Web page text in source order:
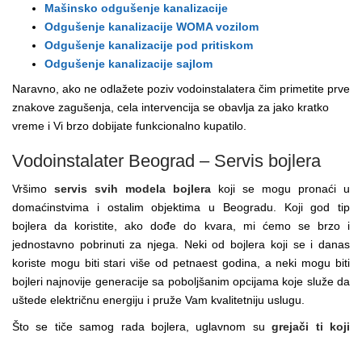
Mašinsko odgušenje kanalizacije
Odgušenje kanalizacije WOMA vozilom
Odgušenje kanalizacije pod pritiskom
Odgušenje kanalizacije sajlom
Naravno, ako ne odlažete poziv vodoinstalatera čim primetite prve
znakove zagušenja, cela intervencija se obavlja za jako kratko
vreme i Vi brzo dobijate funkcionalno kupatilo.
Vodoinstalater Beograd – Servis bojlera
Vršimo servis svih modela bojlera koji se mogu pronaći u
domaćinstvima i ostalim objektima u Beogradu. Koji god tip
bojlera da koristite, ako dođe do kvara, mi ćemo se brzo i
jednostavno pobrinuti za njega. Neki od bojlera koji se i danas
koriste mogu biti stari više od petnaest godina, a neki mogu biti
bojleri najnovije generacije sa poboljšanim opcijama koje služe da
uštede električnu energiju i pruže Vam kvalitetniju uslugu.
Što se tiče samog rada bojlera, uglavnom sugrejači ti koji